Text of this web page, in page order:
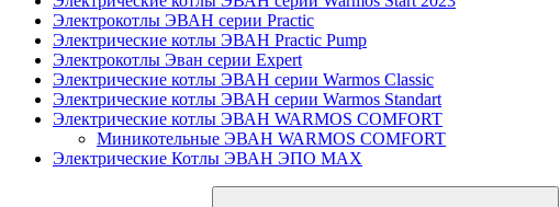
Электрокотлы ЭВАН серии Practic
Электрические котлы ЭВАН Practic Pump
Электрокотлы Эван серии Expert
Электрические котлы ЭВАН серии Warmos Classic
Электрические котлы ЭВАН серии Warmos Standart
Электрические котлы ЭВАН WARMOS COMFORT
Миникотельные ЭВАН WARMOS COMFORT
Электрические Котлы ЭВАН ЭПО MAX